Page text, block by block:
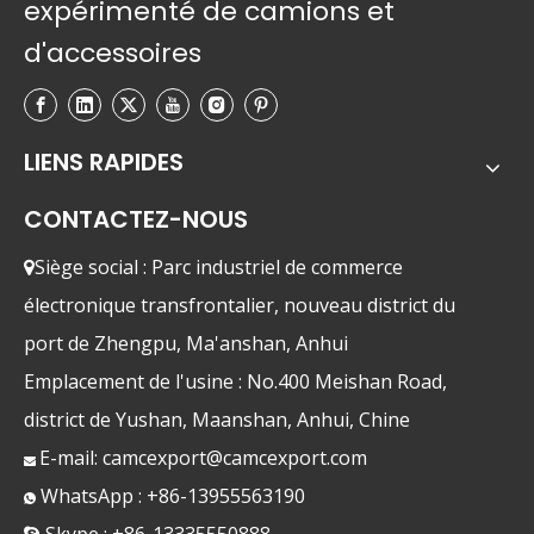
expérimenté de camions et
d'accessoires
LIENS RAPIDES
CONTACTEZ-NOUS
Siège social : Parc industriel de commerce
électronique transfrontalier, nouveau district du
port de Zhengpu, Ma'anshan, Anhui
Emplacement de l'usine : No.400 Meishan Road,
district de Yushan, Maanshan, Anhui, Chine
 E-mail: camcexport@camcexport.com
 WhatsApp : +86-13955563190